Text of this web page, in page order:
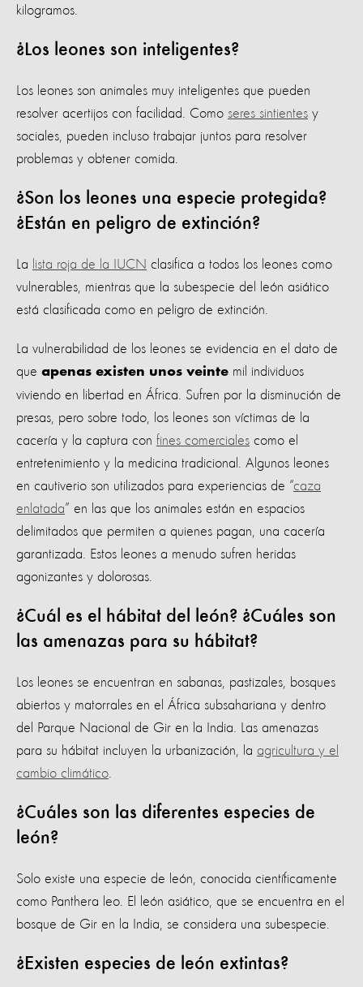
kilogramos.
¿Los leones son inteligentes?
Los leones son animales muy inteligentes que pueden
resolver acertijos con facilidad. Como seres sintientes y
sociales, pueden incluso trabajar juntos para resolver
problemas y obtener comida.
¿Son los leones una especie protegida?
¿Están en peligro de extinción?
La lista roja de la IUCN clasifica a todos los leones como
vulnerables, mientras que la subespecie del león asiático
está clasificada como en peligro de extinción.
La vulnerabilidad de los leones se evidencia en el dato de
que apenas existen unos veinte mil individuos
viviendo en libertad en África. Sufren por la disminución de
presas, pero sobre todo, los leones son víctimas de la
cacería y la captura con fines comerciales como el
entretenimiento y la medicina tradicional. Algunos leones
en cautiverio son utilizados para experiencias de “caza
enlatada” en las que los animales están en espacios
delimitados que permiten a quienes pagan, una cacería
garantizada. Estos leones a menudo sufren heridas
agonizantes y dolorosas.
¿Cuál es el hábitat del león? ¿Cuáles son
las amenazas para su hábitat?
Los leones se encuentran en sabanas, pastizales, bosques
abiertos y matorrales en el África subsahariana y dentro
del Parque Nacional de Gir en la India. Las amenazas
para su hábitat incluyen la urbanización, la agricultura y el
cambio climático.
¿Cuáles son las diferentes especies de
león?
Solo existe una especie de león, conocida científicamente
como Panthera leo. El león asiático, que se encuentra en el
bosque de Gir en la India, se considera una subespecie.
¿Existen especies de león extintas?